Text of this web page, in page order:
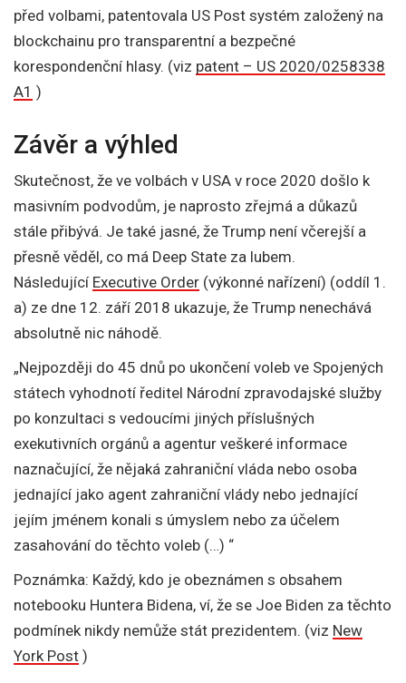
před volbami, patentovala US Post systém založený na
blockchainu pro transparentní a bezpečné
korespondenční hlasy. (viz patent – US 2020/0258338
A1 )
Závěr a výhled
Skutečnost, že ve volbách v USA v roce 2020 došlo k
masivním podvodům, je naprosto zřejmá a důkazů
stále přibývá. Je také jasné, že Trump není včerejší a
přesně věděl, co má Deep State za lubem.
Následující Executive Order (výkonné nařízení) (oddíl 1.
a) ze dne 12. září 2018 ukazuje, že Trump nenechává
absolutně nic náhodě.
„Nejpozději do 45 dnů po ukončení voleb ve Spojených
státech vyhodnotí ředitel Národní zpravodajské služby
po konzultaci s vedoucími jiných příslušných
exekutivních orgánů a agentur veškeré informace
naznačující, že nějaká zahraniční vláda nebo osoba
jednající jako agent zahraniční vlády nebo jednající
jejím jménem konali s úmyslem nebo za účelem
zasahování do těchto voleb (…) “
Poznámka: Každý, kdo je obeznámen s obsahem
notebooku Huntera Bidena, ví, že se Joe Biden za těchto
podmínek nikdy nemůže stát prezidentem. (viz New
York Post )